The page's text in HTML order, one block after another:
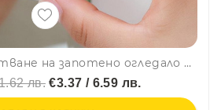
Лапичка за почистване на запотено огледало MIRROR CLEANER - четка
лв. €3.37 / 6.59 лв.